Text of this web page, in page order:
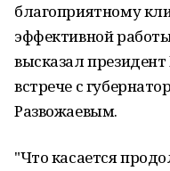
благоприятному
эффективной
высказал
встрече с
Развожаевым.
"Что касается